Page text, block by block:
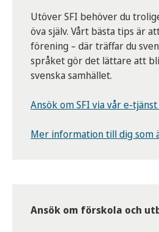
Utöver SFI behöver du
öva själv. Vårt bästa tips är
förening – där träffar du
språket gör det lättare att
svenska samhället.
Ansök om SFI via vår e-tjänst
Mer information till dig som
Ansök om förskola och